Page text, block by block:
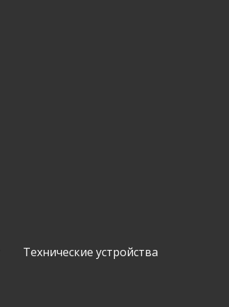
Технические устройства